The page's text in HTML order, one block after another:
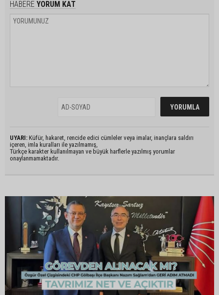
HABERE YORUM KAT
UYARI: Küfür, hakaret, rencide edici cümleler veya imalar, inançlara saldırı
içeren, imla kuralları ile yazılmamış,
Türkçe karakter kullanılmayan ve büyük harflerle yazılmış yorumlar
onaylanmamaktadır.